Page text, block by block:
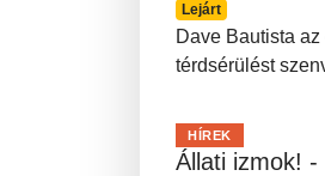
Lejárt
Dave Bautista
térdsérülést
Állati izmok! -
HÍREK